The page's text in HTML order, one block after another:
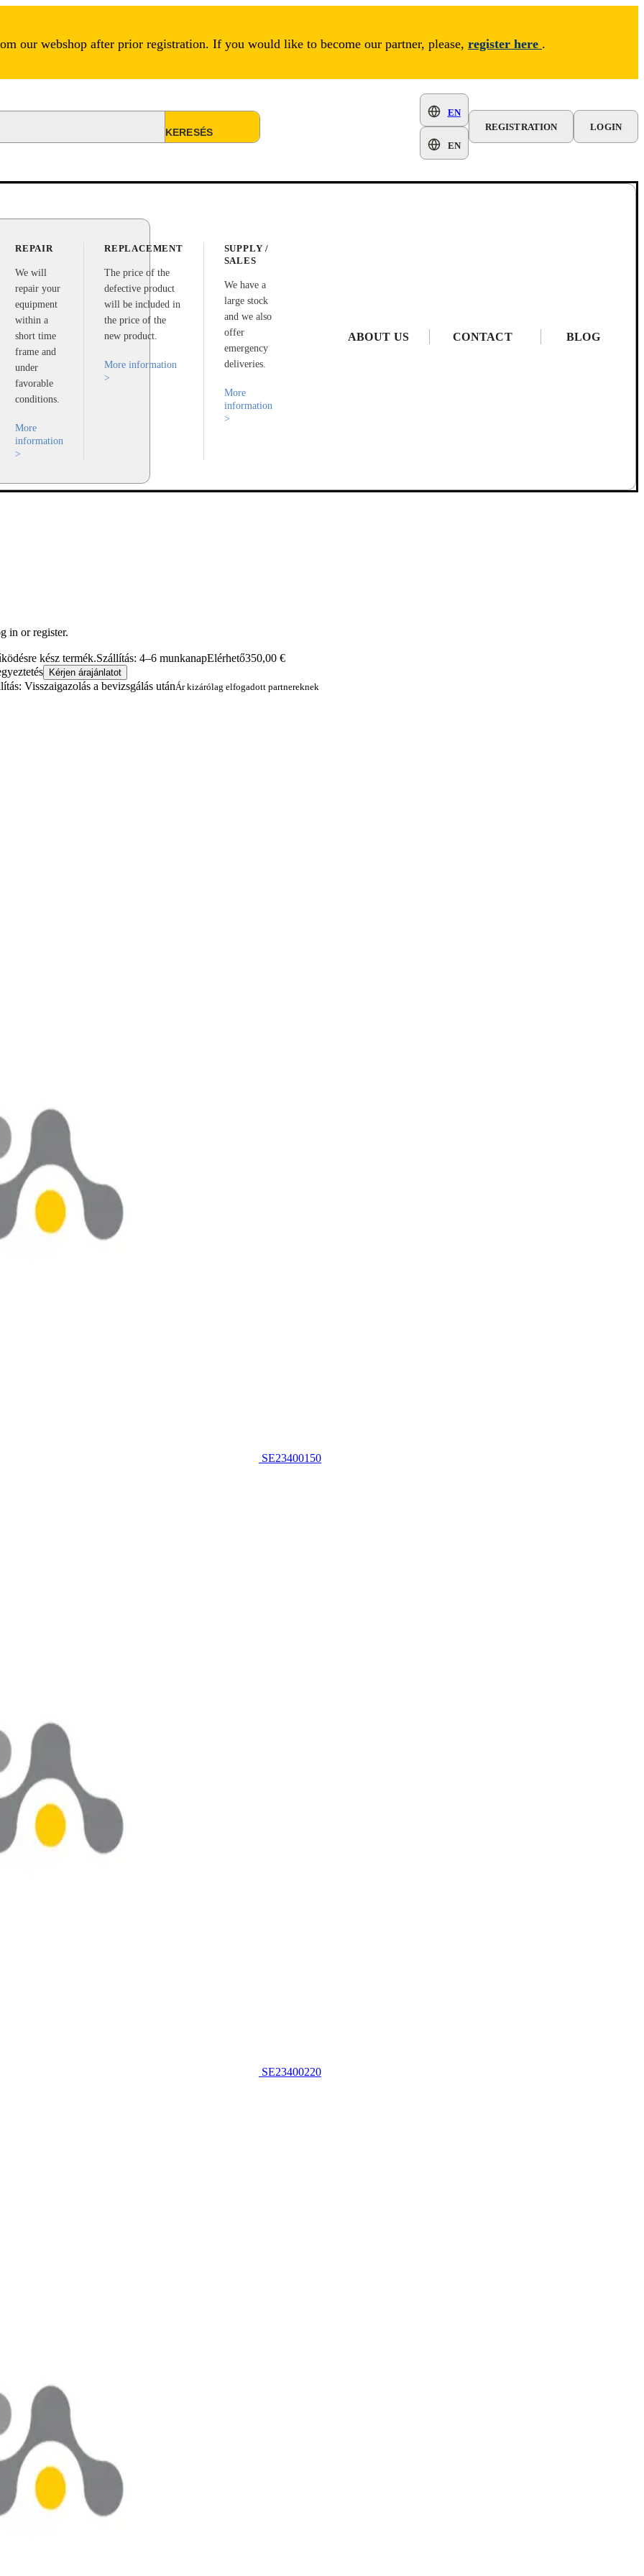
our webshop after prior registration. If you would like to become our partner, please, register here .
REGISTRATION LOGIN
EN
EN
REPAIR
We will
repair your
equipment
within a
short time
frame and
under
favorable
conditions.
More
information
>
REPLACEMENT
The price of the
defective product
will be included in
the price of the
new product.
More information
>
SUPPLY /
SALES
We have a
large stock
and we also
offer
emergency
deliveries.
More
information
>
ABOUT US CONTACT BLOG
in or register.
kész termék.Szállítás: 4–6 munkanapElérhető350,00 €
Kérjen árajánlatot
Visszaigazolás a bevizsgálás utánÁr kizárólag elfogadott partnereknek
SE23400150
SE23400220